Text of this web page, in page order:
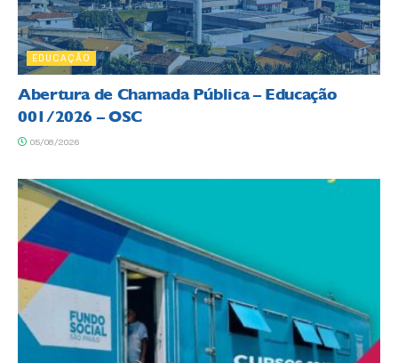
EDUCAÇÃO
Abertura de Chamada Pública – Educação
001/2026 – OSC
05/08/2026